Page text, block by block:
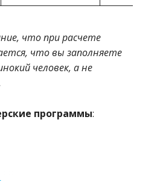
что при расчете
что вы заполняете
человек, а не
программы: